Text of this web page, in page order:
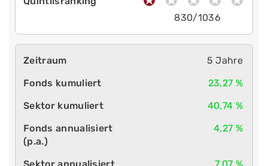
830/1036
5 Jahre
23,27 %
40,74 %
4,27 %